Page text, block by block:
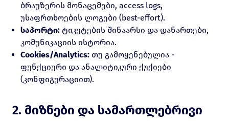
ბრაუზერის მონაცემები, access logs,
უსაფრთხოების ლოგები (best-effort).
საპორტი: ტიკეტების შინაარსი და დანართები,
კომუნიკაციის ისტორია.
Cookies/Analytics: თუ გამოყენებულია -
ფუნქციური და ანალიტიკური ქუქიები
(კონფიგურაციით).
2. მიზნები და სამართლებრივი